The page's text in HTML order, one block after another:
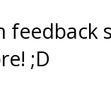
;D